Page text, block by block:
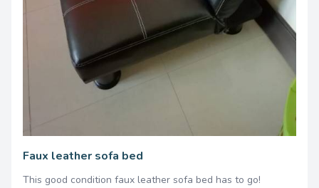
Faux leather sofa bed
This good condition faux leather sofa bed has to go!